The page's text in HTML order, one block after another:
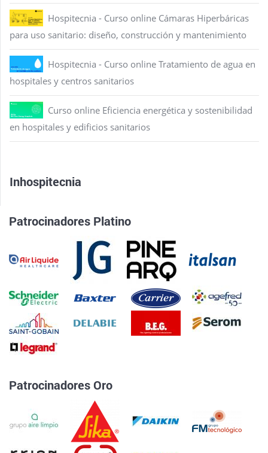
Hospitecnia - Curso online Cámaras Hiperbáricas
para uso sanitario: diseño, construcción y mantenimiento
Hospitecnia - Curso online Tratamiento de agua en
hospitales y centros sanitarios
Curso online Eficiencia energética y sostenibilidad
en hospitales y edificios sanitarios
Inhospitecnia
Patrocinadores Platino
Patrocinadores Oro